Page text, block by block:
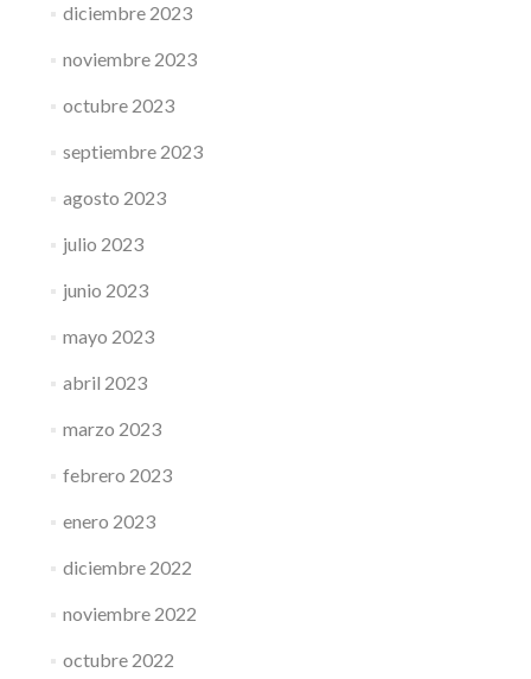
diciembre 2023
noviembre 2023
octubre 2023
septiembre 2023
agosto 2023
julio 2023
junio 2023
mayo 2023
abril 2023
marzo 2023
febrero 2023
enero 2023
diciembre 2022
noviembre 2022
octubre 2022